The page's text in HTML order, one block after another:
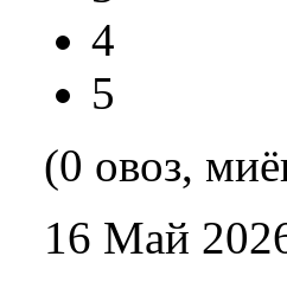
4
5
(0 овоз,
16 Май